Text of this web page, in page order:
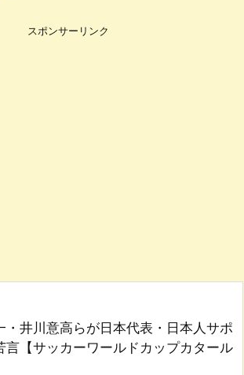
スポンサーリンク
・井川意高らが日本代表・日本人サポ
言【サッカーワールドカップカタール